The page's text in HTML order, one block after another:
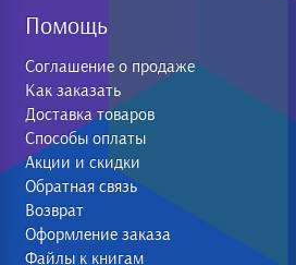
Помощь
Соглашение о продаже
Как заказать
Доставка товаров
Способы оплаты
Акции и скидки
Обратная связь
Возврат
Оформление заказа
Файлы к книгам